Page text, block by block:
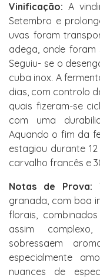
Vinificação: A
Setembro e
uvas foram
adega, onde foram
Seguiu- se o
cuba inox. A
dias, com controlo
quais fizeram-se
com uma
Aquando o fim da
estagiou durante
carvalho francês e
Notas de Prova:
granada, com boa
florais,
assim
sobressaem
especialmente
nuances de